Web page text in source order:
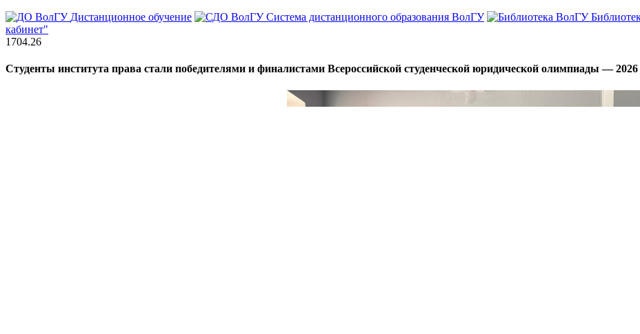
Дистанционное обучение
Система дистанционного образования ВолГУ
кабинет"
1704.26
Студенты института права стали победителями и финалистами Всероссийской студенческой юридической олимпиады — 2026